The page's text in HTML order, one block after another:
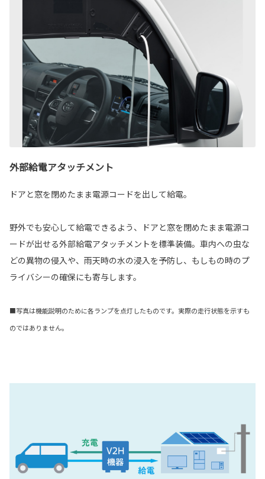
外部給電アタッチメント
ドアと窓を閉めたまま電源コードを出して給電。
野外でも安心して給電できるよう、ドアと窓を閉めたまま電源コ
ードが出せる外部給電アタッチメントを標準装備。車内への虫な
どの異物の侵入や、雨天時の水の浸入を予防し、もしもの時のプ
ライバシーの確保にも寄与します。
■写真は機能説明のために各ランプを点灯したものです。実際の走行状態を示すも
のではありません。